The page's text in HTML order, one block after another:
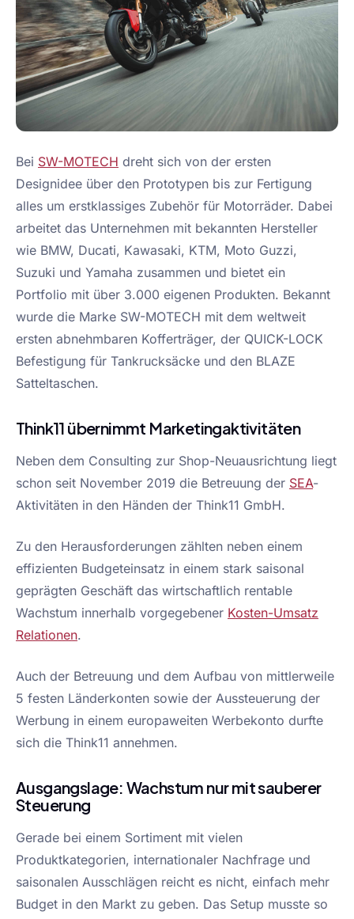
Bei SW-MOTECH dreht sich von der ersten
Designidee über den Prototypen bis zur Fertigung
alles um erstklassiges Zubehör für Motorräder. Dabei
arbeitet das Unternehmen mit bekannten Hersteller
wie BMW, Ducati, Kawasaki, KTM, Moto Guzzi,
Suzuki und Yamaha zusammen und bietet ein
Portfolio mit über 3.000 eigenen Produkten. Bekannt
wurde die Marke SW-MOTECH mit dem weltweit
ersten abnehmbaren Kofferträger, der QUICK-LOCK
Befestigung für Tankrucksäcke und den BLAZE
Satteltaschen.
Think11 übernimmt Marketingaktivitäten
Neben dem Consulting zur Shop-Neuausrichtung liegt
schon seit November 2019 die Betreuung der SEA-
Aktivitäten in den Händen der Think11 GmbH.
Zu den Herausforderungen zählten neben einem
effizienten Budgeteinsatz in einem stark saisonal
geprägten Geschäft das wirtschaftlich rentable
Wachstum innerhalb vorgegebener Kosten-Umsatz
Relationen.
Auch der Betreuung und dem Aufbau von mittlerweile
5 festen Länderkonten sowie der Aussteuerung der
Werbung in einem europaweiten Werbekonto durfte
sich die Think11 annehmen.
Ausgangslage: Wachstum nur mit sauberer
Steuerung
Gerade bei einem Sortiment mit vielen
Produktkategorien, internationaler Nachfrage und
saisonalen Ausschlägen reicht es nicht, einfach mehr
Budget in den Markt zu geben. Das Setup musste so